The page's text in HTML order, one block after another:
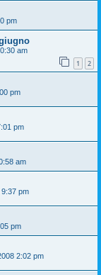
pm
am
1 2
pm
pm
am
pm
pm
2:02 pm